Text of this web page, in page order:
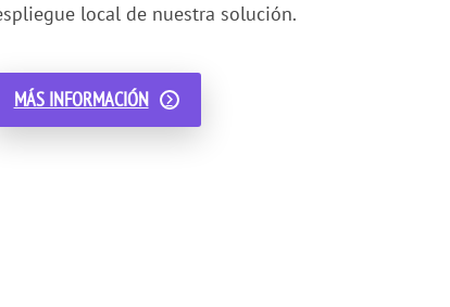
local de nuestra solución.
MÁS INFORMACIÓN